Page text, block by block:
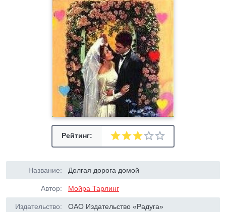
Рейтинг:
Название: Долгая дорога домой
Автор: Мойра Тарлинг
Издательство: ОАО Издательство «Радуга»